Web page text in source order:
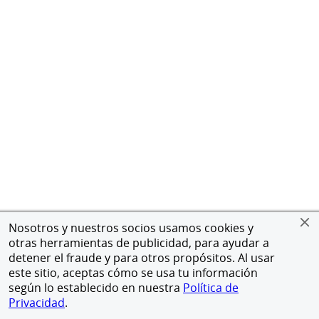
Nosotros y nuestros socios usamos cookies y
otras herramientas de publicidad, para ayudar a
detener el fraude y para otros propósitos. Al usar
este sitio, aceptas cómo se usa tu información
según lo establecido en nuestra Política de
Privacidad.